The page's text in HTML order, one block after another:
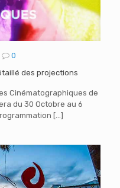
0
des projections
Cinématographiques de
du 30 Octobre au 6
[…]